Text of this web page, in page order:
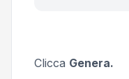
Clicca Genera.